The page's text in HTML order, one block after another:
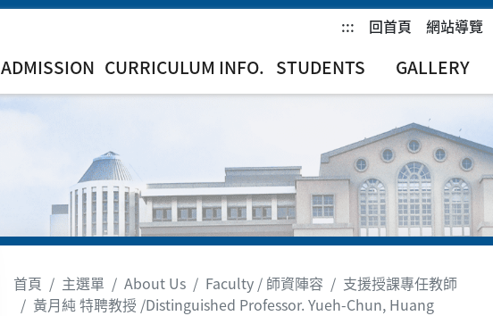
::: 回首頁 網站導覽
ADMISSION CURRICULUM INFO. STUDENTS GALLERY
首頁 主選單 About Us Faculty / 師資陣容
支援授課專任教師
黃月純 特聘教授 /Distinguished Professor. Yueh-Chun, Huang